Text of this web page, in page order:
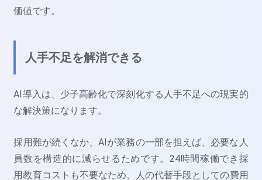
価値です。
人手不足を解消できる
AI導入は、少子高齢化で深刻化する人手不足への現実的
な解決策になります。
採用難が続くなか、AIが業務の一部を担えば、必要な人
員数を構造的に減らせるためです。24時間稼働でき採
用教育コストも不要なため、人の代替手段としての費用